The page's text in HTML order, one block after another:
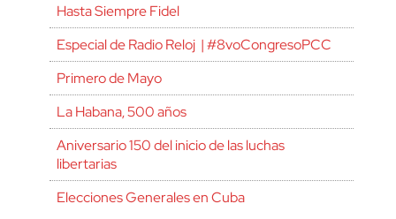
Hasta Siempre Fidel
Especial de Radio Reloj | #8voCongresoPCC
Primero de Mayo
La Habana, 500 años
Aniversario 150 del inicio de las luchas
libertarias
Elecciones Generales en Cuba